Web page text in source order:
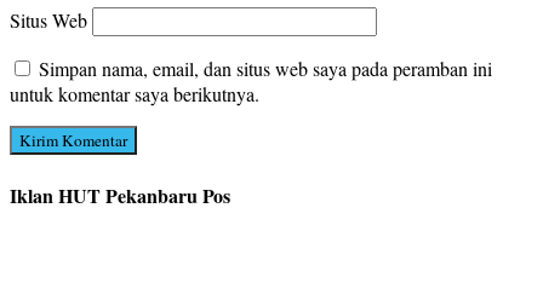
Situs Web
Simpan nama, email, dan situs web saya pada peramban ini
untuk komentar saya berikutnya.
Iklan HUT Pekanbaru Pos